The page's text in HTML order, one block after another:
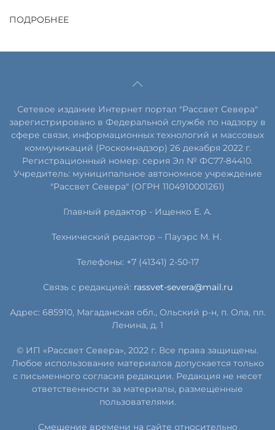
ПОДРОБНЕЕ
Сетевое издание Интернет портал "Рассвет Севера"
зарегистрировано в Федеральной службе по надзору в
сфере связи, информационных технологий и массовых
коммуникаций (Роскомнадзор) 26 декабря 2022 г.
Регистрационный номер: серия Эл № ФС77-84410.
Учредитель: муниципальное автономное учреждение
"Рассвет Севера" (ОГРН 1104910001261)
Главный редактор - Ищенко Е. А.
Технический редактор – Пауэрс М. Н.
Телефоны: +7 (41341) 2-50-17
Связь с редакцией: rassvet-severa@mail.ru
Адрес: 685910, Магаданская обл., Ольский р-н, п. Ола, пл.
Ленина, д. 1
© ИП «Рассвет Севера», 2022 г. Все права защищены.
Любое использование материалов допускается только
с письменного согласия редакции. Редакция не несет
ответственности за материалы, размещенные
пользователями.
Смещение времени на сайте относительно